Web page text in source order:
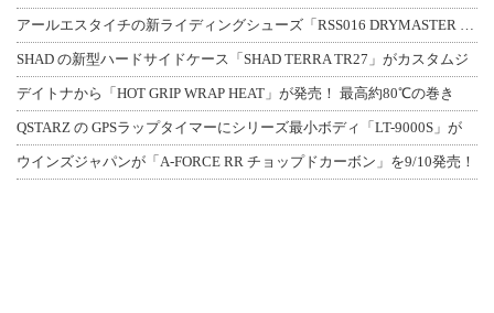
アールエスタイチの新ライディングシューズ「RSS016 DRYMASTER スト
SHAD の新型ハードサイドケース「SHAD TERRA TR27」がカスタムジ
デイトナから「HOT GRIP WRAP HEAT」が発売！ 最高約80℃の巻き
QSTARZ の GPSラップタイマーにシリーズ最小ボディ「LT-9000S」が
ウインズジャパンが「A-FORCE RR チョップドカーボン」を9/10発売！